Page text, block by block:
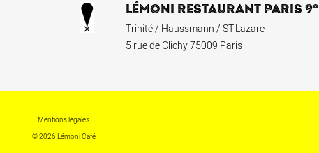
LÉMONI RESTAURANT PARIS 9°
Trinité / Haussmann / ST-Lazare
5 rue de Clichy 75009 Paris
Mentions légales
© 2026 Lémoni Café